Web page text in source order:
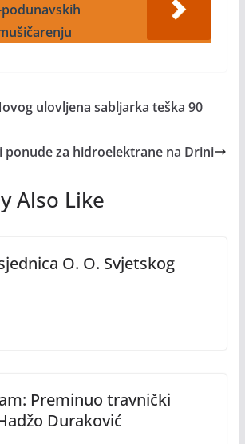
ulovljena sabljarka teška 90
ponude za hidroelektrane na Drini
Also Like
O. O. Svjetskog
Preminuo travnički
Duraković